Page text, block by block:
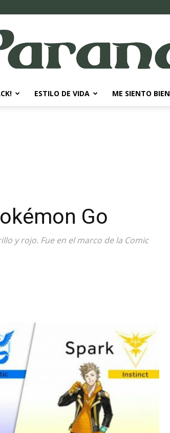
Diario
ESTILO DE VIDA ME SIENTO BIEN
Go
y rojo. Fue en el marco de la Comic